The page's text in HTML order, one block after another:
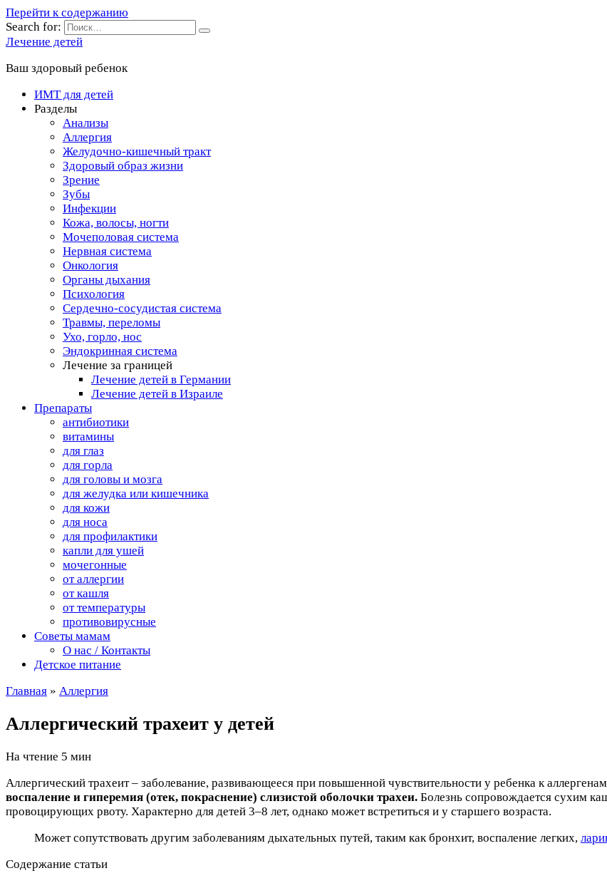
Перейти к содержанию
Search for:
Лечение детей
Ваш здоровый ребенок
ИМТ для детей
Разделы
Анализы
Аллергия
Желудочно-кишечный тракт
Здоровый образ жизни
Зрение
Зубы
Инфекции
Кожа, волосы, ногти
Мочеполовая система
Нервная система
Онкология
Органы дыхания
Психология
Сердечно-сосудистая система
Травмы, переломы
Ухо, горло, нос
Эндокринная система
Лечение за границей
Лечение детей в Германии
Лечение детей в Израиле
Препараты
антибиотики
витамины
для глаз
для горла
для головы и мозга
для желудка или кишечника
для кожи
для носа
для профилактики
капли для ушей
мочегонные
от аллергии
от кашля
от температуры
противовирусные
Советы мамам
О нас / Контакты
Детское питание
Главная » Аллергия
Аллергический трахеит у детей
На чтение 5 мин
Аллергический трахеит – заболевание, развивающееся при повышенной чувствительности у ребенка к
воспаление и гиперемия (отек, покраснение) слизистой оболочки трахеи. Болезнь сопровождается сухим
провоцирующих рвоту. Характерно для детей 3–8 лет, однако может встретиться и у старшего возраста.
Может сопутствовать другим заболеваниям дыхательных путей, таким как бронхит, воспаление легких,
Содержание статьи